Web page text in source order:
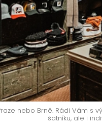
nebo Brně. Rádi Vám
šatníku, ale i